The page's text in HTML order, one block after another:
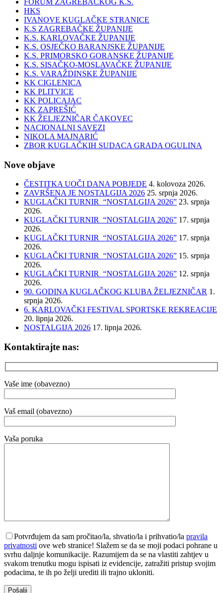
HKS
IVANOVE KUGLAČKE STRANICE
K.S ZAGREBAČKE ŽUPANIJE
K.S. KARLOVAČKE ŽUPANIJE
K.S. OSJEČKO BARANJSKE ŽUPANIJE
K.S. PRIMORSKO GORANSKE ŽUPANIJE
K.S. SISAČKO-MOSLAVAČKE ŽUPANIJE
K.S. VARAŽDINSKE ŽUPANIJE
KK CIGLENICA
KK PLITVICE
KK POLICAJAC
KK ZAPREŠIĆ
KK ŽELJEZNIČAR ČAKOVEC
NACIONALNI SAVEZI
NIKOLA MAJNARIĆ
ZBOR KUGLAČKIH SUDACA GRADA OGULINA
Nove objave
ČESTITKA UOČI DANA POBJEDE 4. kolovoza 2026.
ZAVRŠENA JE NOSTALGIJA 2026 25. srpnja 2026.
KUGLAČKI TURNIR “NOSTALGIJA 2026” 23. srpnja
2026.
KUGLAČKI TURNIR “NOSTALGIJA 2026” 17. srpnja
2026.
KUGLAČKI TURNIR “NOSTALGIJA 2026” 17. srpnja
2026.
KUGLAČKI TURNIR “NOSTALGIJA 2026” 15. srpnja
2026.
KUGLAČKI TURNIR “NOSTALGIJA 2026” 12. srpnja
2026.
90. GODINA KUGLAČKOG KLUBA ŽELJEZNIČAR 1.
srpnja 2026.
6. KARLOVAČKI FESTIVAL SPORTSKE REKREACIJE
20. lipnja 2026.
NOSTALGIJA 2026 17. lipnja 2026.
Kontaktirajte nas:
Vaše ime (obavezno)
Vaš email (obavezno)
Vaša poruka
Potvrđujem da sam pročitao/la, shvatio/la i prihvatio/la pravila
privatnosti ove web stranice! Slažem se da se moji podaci pohrane u
svrhu daljnje komunikacije. Razumijem da se na vlastiti zahtjev u
svakom trenutku mogu ispisati iz evidencije, zatražiti pristup svojim
podacima, te ih po želji urediti ili trajno ukloniti.